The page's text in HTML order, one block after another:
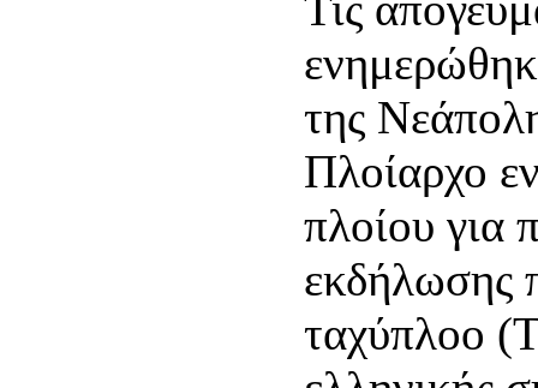
της
Πλοίαρχο
πλοίου για
εκδήλωσης
ταχύπλοο